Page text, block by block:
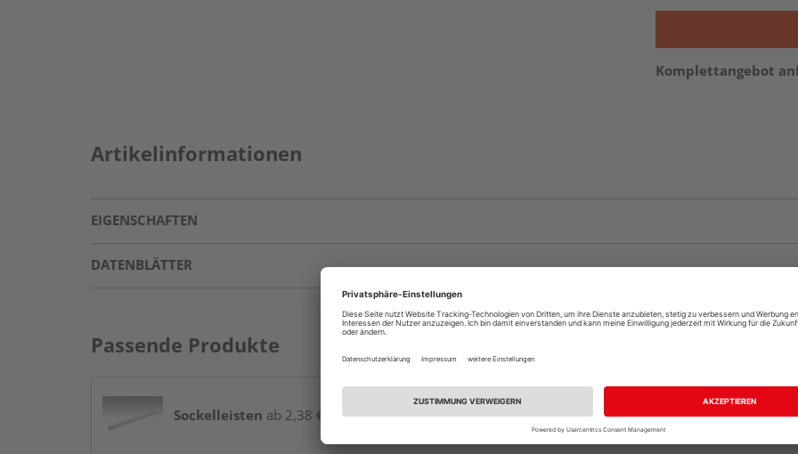
Komplettangebot
Artikelinformationen
EIGENSCHAFTEN
DATENBLÄTTER
Passende Produkte
Sockelleisten ab 2,38 € / lfm